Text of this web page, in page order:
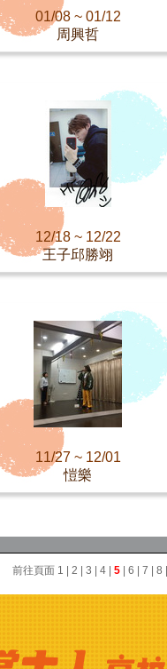
01/08 ~ 01/12
周興哲
12/18 ~ 12/22
王子邱勝翊
11/27 ~ 12/01
愷樂
前往頁面 1 2 3 4| 5| 6 7 8